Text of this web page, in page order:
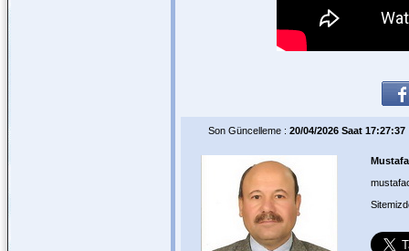
Son Güncelleme : 20/04/2026 Saat 17:27:37